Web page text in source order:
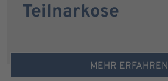
Teilnarkose
MEHR ERFAHREN